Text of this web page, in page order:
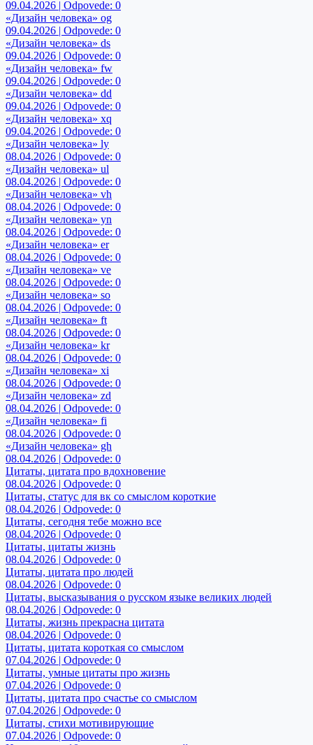
09.04.2026 | Odpovede: 0
«Дизайн человека» og
09.04.2026 | Odpovede: 0
«Дизайн человека» ds
09.04.2026 | Odpovede: 0
«Дизайн человека» fw
09.04.2026 | Odpovede: 0
«Дизайн человека» dd
09.04.2026 | Odpovede: 0
«Дизайн человека» xq
09.04.2026 | Odpovede: 0
«Дизайн человека» ly
08.04.2026 | Odpovede: 0
«Дизайн человека» ul
08.04.2026 | Odpovede: 0
«Дизайн человека» vh
08.04.2026 | Odpovede: 0
«Дизайн человека» yn
08.04.2026 | Odpovede: 0
«Дизайн человека» er
08.04.2026 | Odpovede: 0
«Дизайн человека» ve
08.04.2026 | Odpovede: 0
«Дизайн человека» so
08.04.2026 | Odpovede: 0
«Дизайн человека» ft
08.04.2026 | Odpovede: 0
«Дизайн человека» kr
08.04.2026 | Odpovede: 0
«Дизайн человека» xi
08.04.2026 | Odpovede: 0
«Дизайн человека» zd
08.04.2026 | Odpovede: 0
«Дизайн человека» fi
08.04.2026 | Odpovede: 0
«Дизайн человека» gh
08.04.2026 | Odpovede: 0
Цитаты, цитата про вдохновение
08.04.2026 | Odpovede: 0
Цитаты, статус для вк со смыслом короткие
08.04.2026 | Odpovede: 0
Цитаты, сегодня тебе можно все
08.04.2026 | Odpovede: 0
Цитаты, цитаты жизнь
08.04.2026 | Odpovede: 0
Цитаты, цитата про людей
08.04.2026 | Odpovede: 0
Цитаты, высказывания о русском языке великих людей
08.04.2026 | Odpovede: 0
Цитаты, жизнь прекрасна цитата
08.04.2026 | Odpovede: 0
Цитаты, цитата короткая со смыслом
07.04.2026 | Odpovede: 0
Цитаты, умные цитаты про жизнь
07.04.2026 | Odpovede: 0
Цитаты, цитата про счастье со смыслом
07.04.2026 | Odpovede: 0
Цитаты, стихи мотивирующие
07.04.2026 | Odpovede: 0